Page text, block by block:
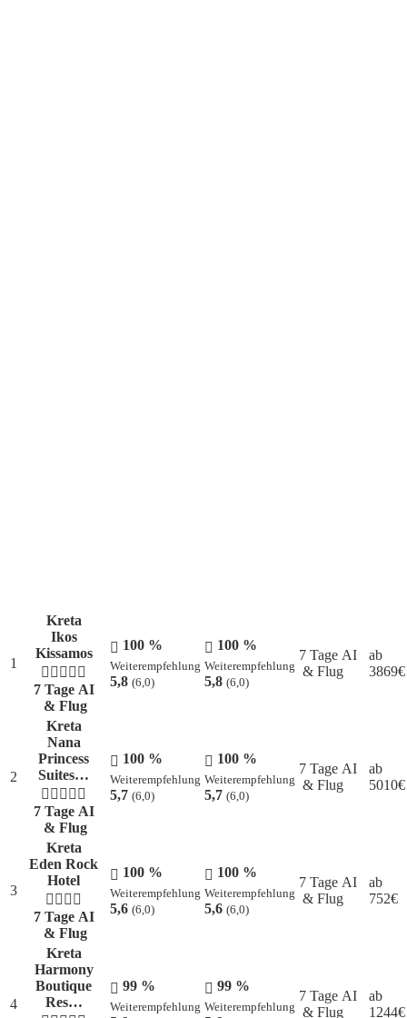
1
Kreta
Ikos
Kissamos
7 Tage AI
& Flug
100 %
Weiterempfehlung
5,8 (6,0)
100 %
Weiterempfehlung
5,8 (6,0)
7 Tage AI
& Flug
ab
3869€
2
Kreta
Nana
Princess
Suites…
7 Tage AI
& Flug
100 %
Weiterempfehlung
5,7 (6,0)
100 %
Weiterempfehlung
5,7 (6,0)
7 Tage AI
& Flug
ab
5010€
3
Kreta
Eden Rock
Hotel
7 Tage AI
& Flug
100 %
Weiterempfehlung
5,6 (6,0)
100 %
Weiterempfehlung
5,6 (6,0)
7 Tage AI
& Flug
ab
752€
4
Kreta
Harmony
Boutique
Res…
99 %
Weiterempfehlung
99 %
Weiterempfehlung
7 Tage AI
& Flug
ab
1244€